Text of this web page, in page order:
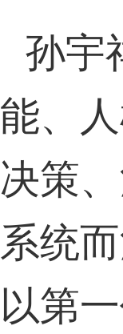
孙宇
能、
决策
系统
以第